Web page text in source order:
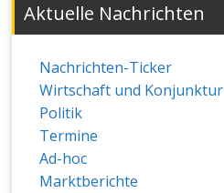
Aktuelle Nachrichten
Nachrichten-Ticker
Wirtschaft und Konjunktur
Politik
Termine
Ad-hoc
Marktberichte